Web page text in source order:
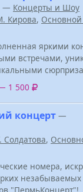
— Концерты и Шоу
Кирова, Основной
яркими
встречами,
1 500
концерт —
Солдатова,
номера,
незабываемых
"ПермьКонцерт"!